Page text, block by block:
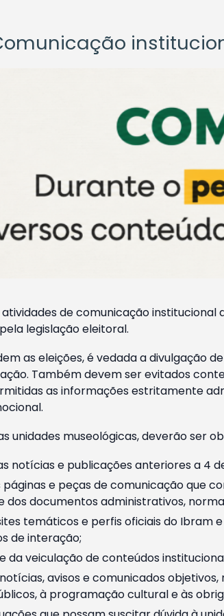
atividades de comunicação
legislação eleitoral.
as eleições, é vedada a divulgação
Também devem ser evitados
as informações estritamente
unidades museológicas, deverão ser
notícias e publicações anteriores a 4
e peças de comunicação que
dos documentos administrativos,
temáticos e perfis oficiais do Ibram
de interação;
da veiculação de conteúdos
avisos e comunicados
à programação cultural e às